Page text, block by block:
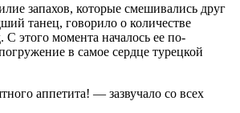
запахов, которые смешивались друг
танец, говорило о количестве
С этого момента началось ее по-
в самое сердце турецкой
аппетита! — зазвучало со всех